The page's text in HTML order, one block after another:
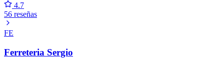
4.7
56 reseñas
FE
Ferreteria Sergio